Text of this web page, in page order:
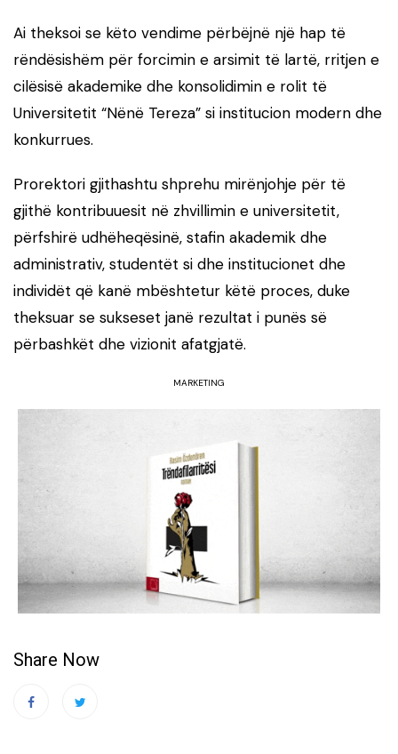
Ai theksoi se këto vendime përbëjnë një hap të
rëndësishëm për forcimin e arsimit të lartë, rritjen e
cilësisë akademike dhe konsolidimin e rolit të
Universitetit “Nënë Tereza” si institucion modern dhe
konkurrues.
Prorektori gjithashtu shprehu mirënjohje për të
gjithë kontribuuesit në zhvillimin e universitetit,
përfshirë udhëheqësinë, stafin akademik dhe
administrativ, studentët si dhe institucionet dhe
individët që kanë mbështetur këtë proces, duke
theksuar se sukseset janë rezultat i punës së
përbashkët dhe vizionit afatgjatë.
MARKETING
Share Now